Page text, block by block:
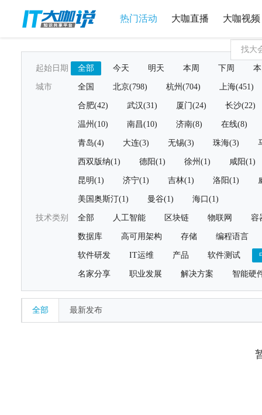
热门活动 大咖直播 大咖视频
起始日期 全部 今天 明天 本周 下周
城市 全国 北京(798) 杭州(704) 上海(451)
合肥(42) 武汉(31) 厦门(24) 长沙(22)
温州(10) 南昌(10) 济南(8) 在线(8)
青岛(4) 大连(3) 无锡(3) 珠海(3)
西双版纳(1) 德阳(1) 徐州(1) 咸阳(1)
昆明(1) 济宁(1) 吉林(1) 洛阳(1)
美国奥斯汀(1) 曼谷(1) 海口(1)
技术类别 全部 人工智能 区块链 物联网 容
数据库 高可用架构 存储 编程语言
软件研发 IT运维 产品 软件测试
名家分享 职业发展 解决方案 智能硬
全部 最新发布